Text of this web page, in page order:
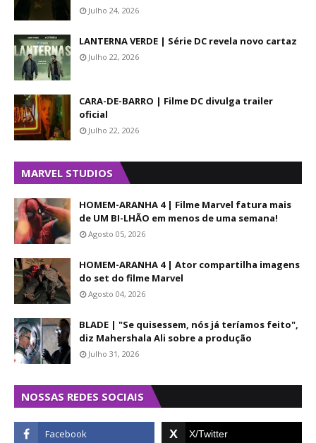
Julho 24, 2026
LANTERNA VERDE | Série DC revela novo cartaz
Julho 22, 2026
CARA-DE-BARRO | Filme DC divulga trailer
oficial
Julho 22, 2026
MARVEL STUDIOS
HOMEM-ARANHA 4 | Filme Marvel fatura mais
de UM BI-LHÃO em menos de uma semana!
Agosto 05, 2026
HOMEM-ARANHA 4 | Ator compartilha imagens
do set do filme Marvel
Agosto 04, 2026
BLADE | "Se quisessem, nós já teríamos feito",
diz Mahershala Ali sobre a produção
Julho 31, 2026
NOSSAS REDES SOCIAIS